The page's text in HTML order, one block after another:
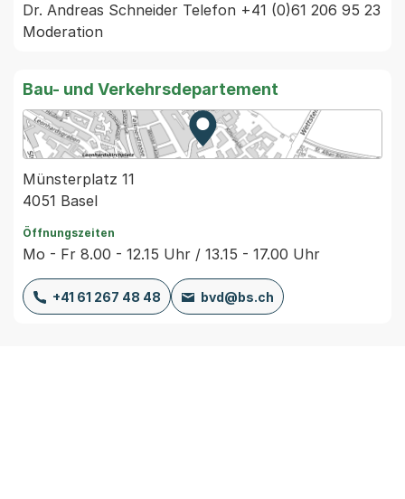
Dr. Andreas Schneider Telefon +41 (0)61 206 95 23
Moderation
Bau- und Verkehrsdepartement
Zur Karte von MapBS.
Externer Link, wird in einem
Münsterplatz 11
4051 Basel
Öffnungszeiten
Mo - Fr 8.00 - 12.15 Uhr / 13.15 - 17.00 Uhr
+41 61 267 48 48 bvd@bs.ch